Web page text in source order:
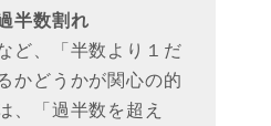
半数割れ
ど、「半数より１だ
かどうかが関心の的
、「過半数を超え